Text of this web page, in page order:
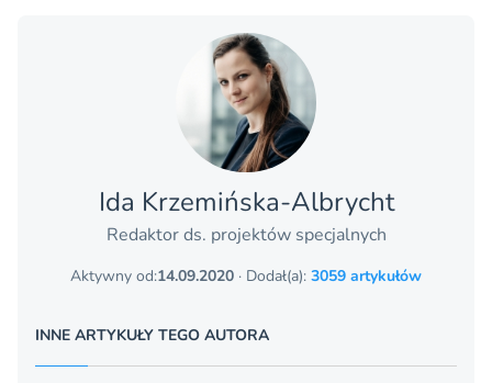
Ida Krzemińska-Albrycht
Redaktor ds. projektów specjalnych
Aktywny od:14.09.2020 · Dodał(a): 3059 artykułów
INNE ARTYKUŁY TEGO AUTORA